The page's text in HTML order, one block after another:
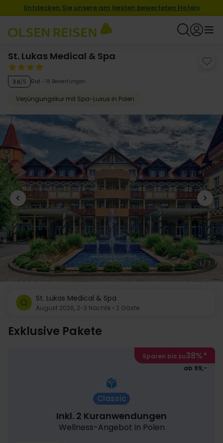
Entdecken Sie unsere am besten bewerteten Hotels
St. Lukas Medical & Spa
3.6/5 Gut 18 Bewertungen
Verjüngungskur mit Spa-Luxus in Polen
1 / 7
St. Lukas Medical & Spa
August 2026, 2-3 Nächte • 2 Gäste
Exklusive Pakete
Sparen bis zu38%*
ab 99,-
Classic
Inkl. 2 Kuranwendungen
Wellness-Angebot in Polen